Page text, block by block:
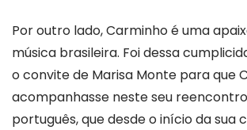
Por outro lado, Carminho é uma
música brasileira. Foi dessa
o convite de Marisa Monte para que
acompanhasse neste seu
português, que desde o início da sua